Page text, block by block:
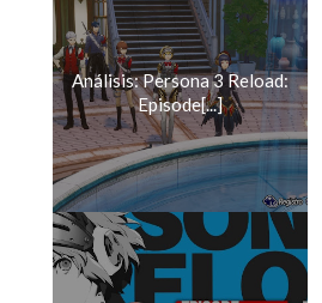
Análisis: Persona 3 Reload:
Episode[...]